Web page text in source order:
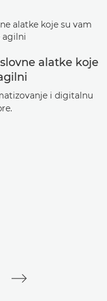
alatke koje
i digitalnu